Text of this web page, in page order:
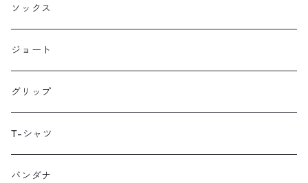
HMPL
Loophole Bags
Lords Luggage
LUGS NOT DRUGS
MECHANIX WEAR
ソックス
ジョート
グリップ
T-シャツ
バンダナ